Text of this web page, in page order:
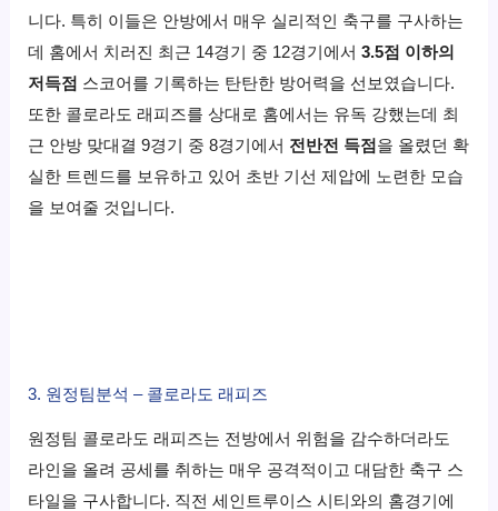
니다. 특히 이들은 안방에서 매우 실리적인 축구를 구사하는
데 홈에서 치러진 최근 14경기 중 12경기에서3.5점 이하의
저득점 스코어를 기록하는 탄탄한 방어력을 선보였습니다.
또한 콜로라도 래피즈를 상대로 홈에서는 유독 강했는데 최
근 안방 맞대결 9경기 중 8경기에서 전반전 득점 을 올렸던 확
실한 트렌드를 보유하고 있어 초반 기선 제압에 노련한 모습
을 보여줄 것입니다.
3. 원정팀분석 – 콜로라도 래피즈
원정팀 콜로라도 래피즈는 전방에서 위험을 감수하더라도
라인을 올려 공세를 취하는 매우 공격적이고 대담한 축구 스
타일을 구사합니다. 직전 세인트루이스 시티와의 홈경기에